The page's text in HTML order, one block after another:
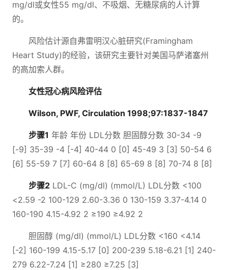
mg/dl或女性55 mg/dl、不吸烟、无糖尿病的人计算
的。
风险估计源自弗雷明汉心脏研究(Framingham
Heart Study)的经验，该研究主要针对美国马萨诸塞州
的高加索人群。
女性冠心病风险评估
Wilson, PWF, Circulation 1998;97:1837-1847
步骤1 年龄 年份 LDL分数 胆固醇分数 30-34 -9
[-9] 35-39 -4 [-4] 40-44 0 [0] 45-49 3 [3] 50-54 6
[6] 55-59 7 [7] 60-64 8 [8] 65-69 8 [8] 70-74 8 [8]
步骤2 LDL-C (mg/dl) (mmol/L) LDL分数 <100
<2.59 -2 100-129 2.60-3.36 0 130-159 3.37-4.14 0
160-190 4.15-4.92 2 ≥190 ≥4.92 2
胆固醇 (mg/dl) (mmol/L) LDL分数 <160 <4.14
[-2] 160-199 4.15-5.17 [0] 200-239 5.18-6.21 [1] 240-
279 6.22-7.24 [1] ≥280 ≥7.25 [3]